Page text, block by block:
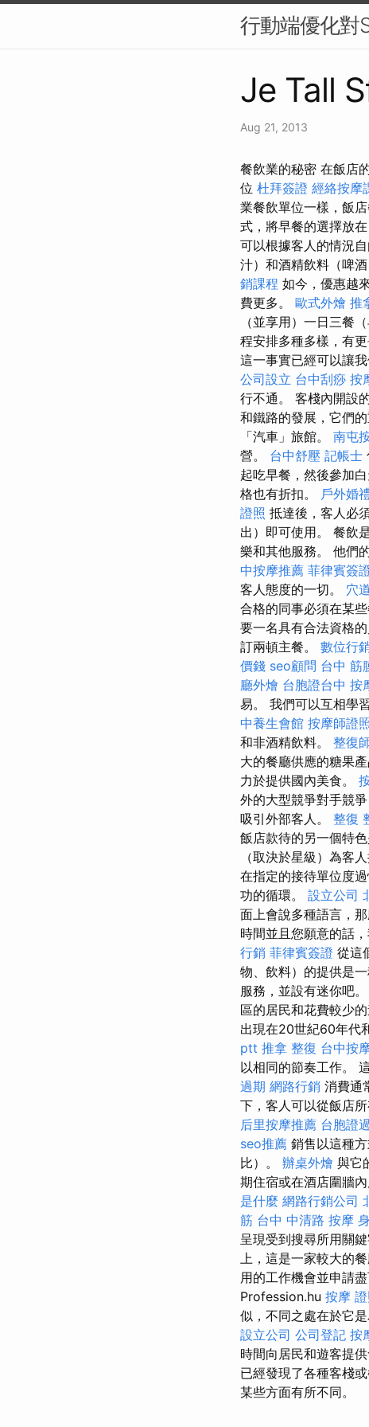
行動端優化對
Je Tall
Aug 21, 2013
餐飲業的秘密 在飯
位 杜拜簽證 經絡按摩
業餐飲單位一樣，飯
式，將早餐的選擇放
可以根據客人的情況自
汁）和酒精飲料（啤
銷課程 如今，優惠越
費更多。 歐式外燴 推
（並享用）一日三餐
程安排多種多樣，有
這一事實已經可以讓
公司設立 台中刮痧 按
行不通。 客棧內開設
和鐵路的發展，它們
「汽車」旅館。 南屯
營。 台中舒壓 記帳士
起吃早餐，然後參加
格也有折扣。 戶外婚
證照 抵達後，客人必
出）即可使用。 餐飲
樂和其他服務。 他們
中按摩推薦 菲律賓簽
客人態度的一切。 穴
合格的同事必須在某
要一名具有合法資格
訂兩頓主餐。 數位行
價錢 seo顧問 台中 筋
廳外燴 台胞證台中 按
易。 我們可以互相學
中養生會館 按摩師證
和非酒精飲料。 整復
大的餐廳供應的糖果
力於提供國內美食。
外的大型競爭對手競
吸​​引外部客人。 整復
飯店款待的另一個特
（取決於星級）為客
在指定的接待單位度
功的循環。 設立公司
面上會說多種語言，
時間並且您願意的話
行銷 菲律賓簽證 從這
物、飲料）的提供是一
服務，並設有迷你吧。
區的居民和花費較少
出現在20世紀60年代
ptt 推拿 整復 台中按
以相同的節奏工作。
過期 網路行銷 消費通
下，客人可以從飯店
后里按摩推薦 台胞證
seo推薦 銷售以這種
比）。 辦桌外燴 與它
期住宿或在酒店圍牆
是什麼 網路行銷公司
筋 台中 中清路 按摩
呈現受到搜尋所用關
上，這是一家較大的
用的工作機會並申請
Profession.hu 按摩
似，不同之處在於它
設立公司 公司登記 按
時間向居民和遊客提
已經發現了各種客棧
某些方面有所不同。